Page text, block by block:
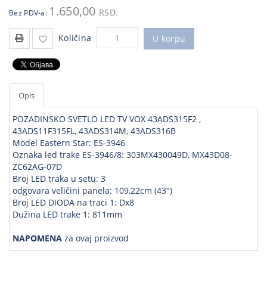
Bez PDV-a: 1.650,00 RSD.
Količina U korpu
Opis
POZADINSKO SVETLO LED TV VOX 43ADS315F2 ,
43ADS11F315FL, 43ADS314M, 43ADS316B
Model Eastern Star: ES-3946
Oznaka led trake ES-3946/8: 303MX430049D, MX43D08-
ZC62AG-07D
Broj LED traka u setu: 3
odgovara veličini panela: 109,22cm (43")
Broj LED DIODA na traci 1: Dx8
Dužina LED trake 1: 811mm
NAPOMENA za ovaj proizvod